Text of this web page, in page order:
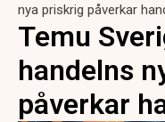
nya priskrig påverkar
Temu
handelns
påverkar